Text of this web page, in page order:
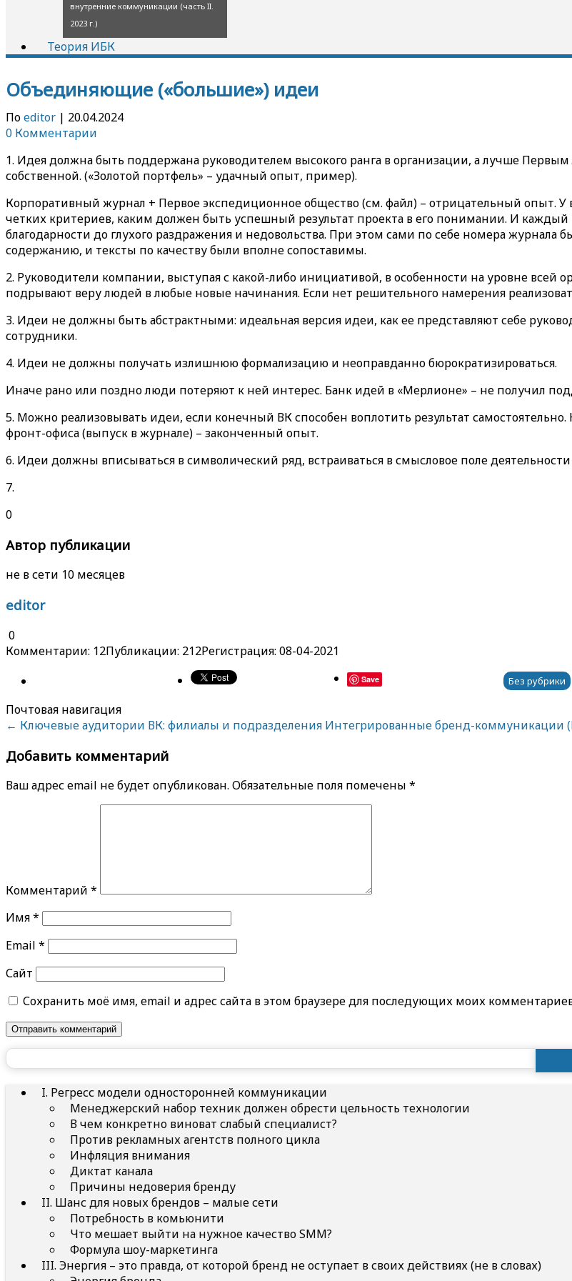
внутренние коммуникации (часть II.
2023 г.)
Теория ИБК
Объединяющие («большие») идеи
Поeditor | 20.04.2024
0 Комментарии
1. Идея должна быть поддержана руководителем высокого ранга в организации, а лучше
собственной. («Золотой портфель» – удачный опыт, пример).
Корпоративный журнал + Первое экспедиционное общество (см. файл) – отрицательный опыт.
четких критериев, каким должен быть успешный результат проекта в его понимании. И каждый
благодарности до глухого раздражения и недовольства. При этом сами по себе номера
содержанию, и тексты по качеству были вполне сопоставимы.
2. Руководители компании, выступая с какой-либо инициативой, в особенности на уровне
подрывают веру людей в любые новые начинания. Если нет решительного намерения
3. Идеи не должны быть абстрактными: идеальная версия идеи, как ее представляют себе
сотрудники.
4. Идеи не должны получать излишнюю формализацию и неоправданно бюрократизироваться.
Иначе рано или поздно люди потеряют к ней интерес. Банк идей в «Мерлионе» – не получил
5. Можно реализовывать идеи, если конечный ВК способен воплотить результат
фронт-офиса (выпуск в журнале) – законченный опыт.
6. Идеи должны вписываться в символический ряд, встраиваться в смысловое поле
7.
0
Автор публикации
не в сети 10 месяцев
editor
0
Комментарии: 12Публикации: 212Регистрация: 08-04-2021
Save Без рубрики
Почтовая навигация
← Ключевые аудитории ВК: филиалы и подразделения Интегрированные бренд-коммуникации
Добавить комментарий
Ваш адрес email не будет опубликован. Обязательные поля помечены *
Комментарий *
Имя*
Email *
Сайт
Сохранить моё имя, email и адрес сайта в этом браузере для последующих моих
I. Регресс модели односторонней коммуникации
Менеджерский набор техник должен обрести цельность технологии
В чем конкретно виноват слабый специалист?
Против рекламных агентств полного цикла
Инфляция внимания
Диктат канала
Причины недоверия бренду
II. Шанс для новых брендов – малые сети
Потребность в комьюнити
Что мешает выйти на нужное качество SMM?
Формула шоу-маркетинга
III. Энергия – это правда, от которой бренд не оступает в своих действиях (не в словах)